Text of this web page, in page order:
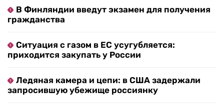
В Финляндии введут экзамен для получения
гражданства
Ситуация с газом в ЕС усугубляется:
приходится закупать у России
Ледяная камера и цепи: в США задержали
запросившую убежище россиянку